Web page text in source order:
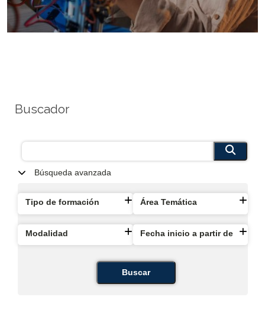
Buscador
Búsqueda avanzada
Tipo de formación Área Temática
Modalidad Fecha inicio a partir de
Buscar